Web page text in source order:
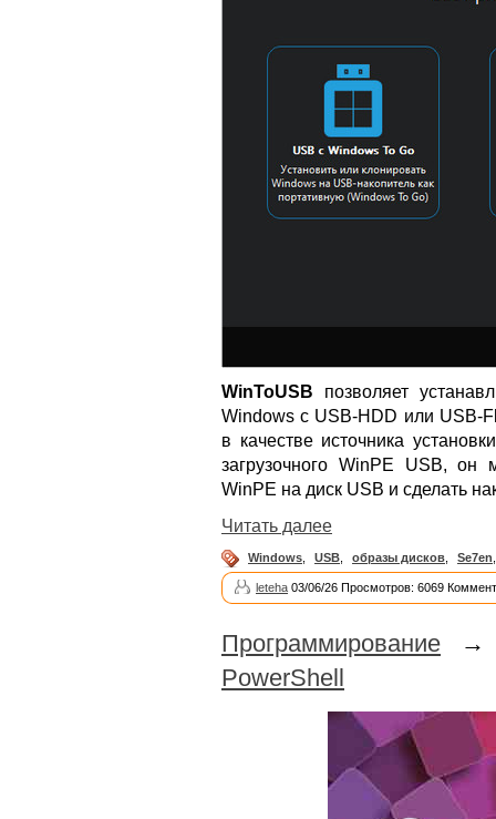
WinToUSB позволяет
Windows с USB-HDD или USB-
в качестве источника
загрузочного WinPE USB,
WinPE на диск USB и сделать
Читать далее
Windows USB образы дисков Se7en
leteha 03/06/26 Просмотров: 6069
Программирование
PowerShell